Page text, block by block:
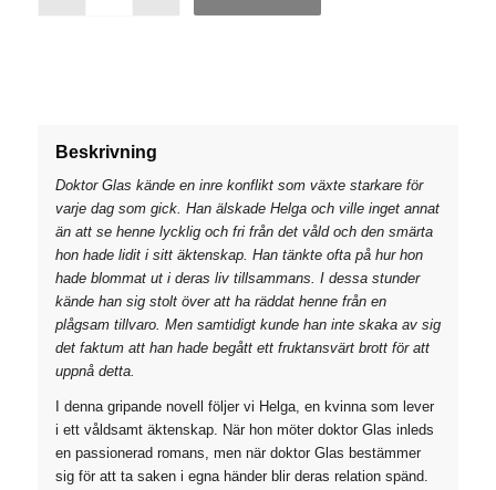
Beskrivning
Doktor Glas kände en inre konflikt som växte starkare för
varje dag som gick. Han älskade Helga och ville inget annat
än att se henne lycklig och fri från det våld och den smärta
hon hade lidit i sitt äktenskap. Han tänkte ofta på hur hon
hade blommat ut i deras liv tillsammans. I dessa stunder
kände han sig stolt över att ha räddat henne från en
plågsam tillvaro. Men samtidigt kunde han inte skaka av sig
det faktum att han hade begått ett fruktansvärt brott för att
uppnå detta.
I denna gripande novell följer vi Helga, en kvinna som lever
i ett våldsamt äktenskap. När hon möter doktor Glas inleds
en passionerad romans, men när doktor Glas bestämmer
sig för att ta saken i egna händer blir deras relation spänd.